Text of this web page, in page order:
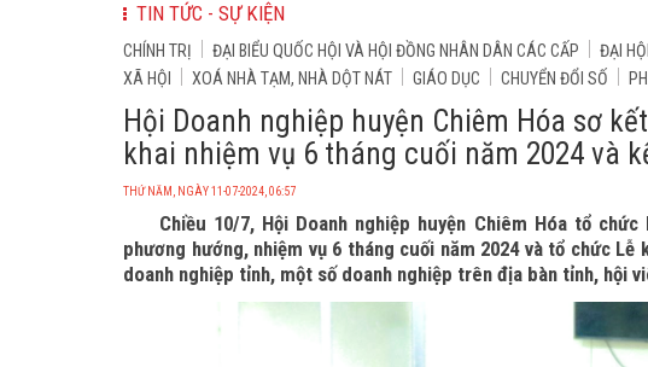
TIN TỨC - SỰ KIỆN
CHÍNH TRỊ ĐẠI BIỂU QUỐC HỘI VÀ HỘI ĐỒNG NHÂN DÂN CÁC CẤP ĐẠI
XÃ HỘI
XOÁ NHÀ TẠM, NHÀ DỘT NÁT GIÁO DỤC CHUYỂN ĐỔI SỐ
Hội Doanh nghiệp huyện Chiêm Hóa sơ
khai nhiệm vụ 6 tháng cuối năm 2024 và
THỨ NĂM, NGÀY 11-07-2024, 06:57
Chiều 10/7, Hội Doanh nghiệp huyện Chiêm Hóa tổ
phương hướng, nhiệm vụ 6 tháng cuối năm 2024 và tổ chức
doanh nghiệp tỉnh, một số doanh nghiệp trên địa bàn tỉnh, hội